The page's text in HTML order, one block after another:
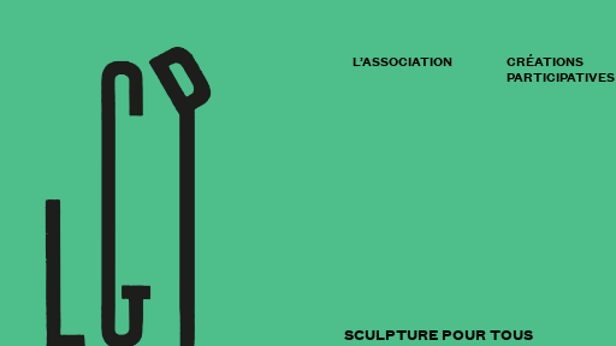
L’ASSOCIATION CRÉATIONS
PARTICIPATIVES
SCULPTURE POUR TOUS